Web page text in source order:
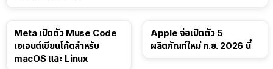
Meta เปิดตัว Muse Code
เอเจนต์เขียนโค้ดสำหรับ
macOS และ Linux
Apple จ่อเปิดตัว 5
ผลิตภัณฑ์ใหม่ ก.ย. 2026 นี้